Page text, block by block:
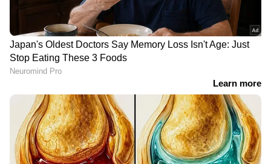
ജയിക്കാൻ അർഹതയല്ലെന്നും മകൻ കഞ്ചാവ്
കച്ചവടത്തിന് പോയപ്പോൾ
ഓർക്കണമായിരുന്നെന്നും വെള്ളാപ്പള്ളി
മാധ്യമങ്ങളോട് പറഞ്ഞിരുന്നു. വെള്ളാപ്പള്ളി
തനിക്കെതിരെ പ്രവർത്തിച്ചു എന്ന പ്രതിഭയുടെ
ആരോപണത്തിലായിരുന്നു വെള്ളാപ്പള്ളിയുടെ
മറുപടി.